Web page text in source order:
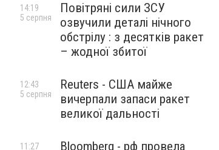
Повітряні сили ЗСУ
озвучили деталі нічного
обстрілу : з десятків ракет
– жодної збитої
14:19
5 серпня
Reuters - США майже
вичерпали запаси ракет
великої дальності
12:43
5 серпня
Bloomberg - рф провела
11:27